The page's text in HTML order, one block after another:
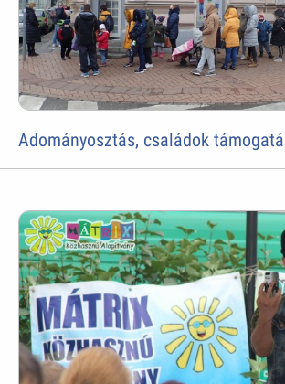
Adományosztás, családok